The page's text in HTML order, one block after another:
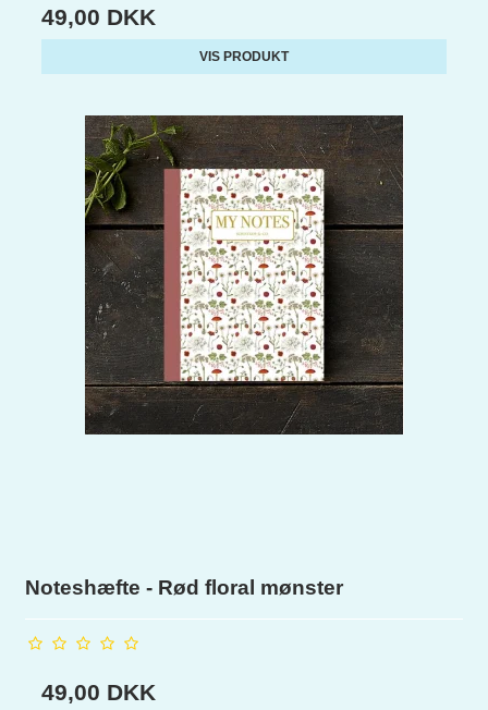
49,00 DKK
VIS PRODUKT
Noteshæfte - Rød floral mønster
49,00 DKK